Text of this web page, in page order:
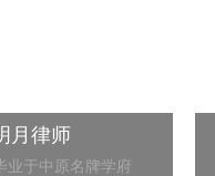
月律师
业于中原名牌学府